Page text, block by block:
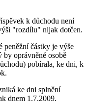
k důchodu není
"rozdílu" nijak dotčen.
peněžní částky je výše
oprávněné osobě
pobírala, ke dni, k
ke dni splnění
dnem 1.7.2009.